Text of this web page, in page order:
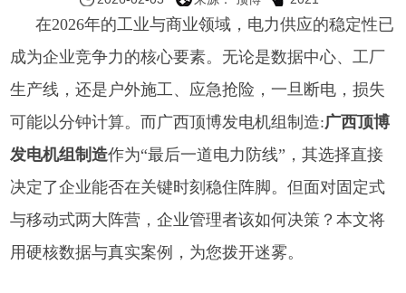
在2026年的工业与商业领域，电力供应的稳定性已
成为企业竞争力的核心要素。无论是数据中心、工厂
生产线，还是户外施工、应急抢险，一旦断电，损失
可能以分钟计算。而广西顶博发电机组制造:广西顶博
发电机组制造作为“最后一道电力防线”，其选择直接
决定了企业能否在关键时刻稳住阵脚。但面对固定式
与移动式两大阵营，企业管理者该如何决策？本文将
用硬核数据与真实案例，为您拨开迷雾。